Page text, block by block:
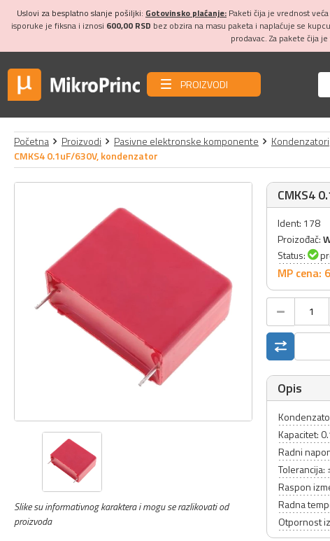
Uslovi za besplatno slanje pošiljki: Gotovinsko plaćanje: Paketi čija je vrednost
isporuke je fiksna i iznosi 600,00 RSD bez obzira na masu paketa i naplaćuje se
prodavac. Za pakete čija
PROIZVODI
Početna Proizvodi Pasivne elektronske komponente Kondenzatori
CMKS4 0.1uF/630V, kondenzator
Slike su informativnog karaktera i mogu se razlikovati od
proizvoda
CMKS4
Ident: 178
Proizođač:
Status:
MP cena:
Opis
Kapacitet:
Radni
Tolerancija:
Raspon
Radna
Otpornost